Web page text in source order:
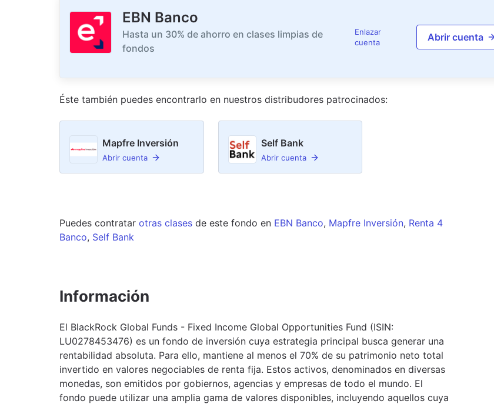
EBN Banco
Hasta un 30% de ahorro en clases limpias de
fondos
Enlazar
cuenta
Abrir cuenta
Éste también puedes encontrarlo en nuestros distribudores patrocinados:
Mapfre Inversión
Abrir cuenta
Self Bank
Abrir cuenta
Puedes contratar otras clases de este fondo en EBN Banco, Mapfre Inversión, Renta 4
Banco, Self Bank
Información
El BlackRock Global Funds - Fixed Income Global Opportunities Fund (ISIN:
LU0278453476) es un fondo de inversión cuya estrategia principal busca generar una
rentabilidad absoluta. Para ello, mantiene al menos el 70% de su patrimonio neto total
invertido en valores negociables de renta fija. Estos activos, denominados en diversas
monedas, son emitidos por gobiernos, agencias y empresas de todo el mundo. El
fondo puede utilizar una amplia gama de valores disponibles, incluyendo aquellos cuya